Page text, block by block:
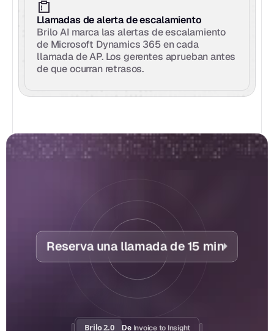
Llamadas de alerta de escalamiento
Brilo AI marca las alertas de escalamiento
de Microsoft Dynamics 365 en cada
llamada de AP. Los gerentes aprueban antes
de que ocurran retrasos.
Brilo 2.0 De Invoice to Insight
Reserva una llamada de 15 min